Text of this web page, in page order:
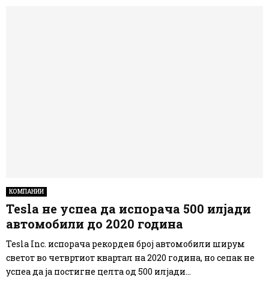
КОМПАНИИ
Tesla не успеа да испорача 500 илјади
автомобили до 2020 година
Tesla Inc. испорача рекорден број автомобили ширум
светот во четвртиот квартал на 2020 година, но сепак не
успеа да ја постигне целта од 500 илјади...